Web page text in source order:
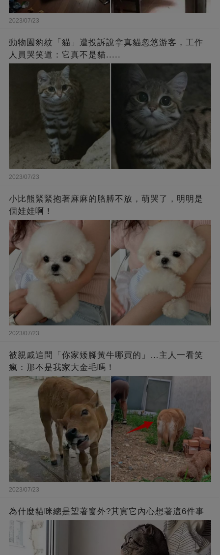
2023/07/23
動物園豹紋「貓」遭投訴說拿真貓忽悠游客，工作
人員哭笑道：它真不是貓.....
2023/07/23
小比熊緊緊抱著麻麻的胳膊不放，萌哭了，明明是
個娃娃啊！
2023/07/23
被親戚追問「你家矮腳黃牛哪買的」…主人一看笑
瘋：那不是我家大金毛嗎！
2023/07/23
為什麼貓咪總是望著窗外?其實它內心想著這6件事